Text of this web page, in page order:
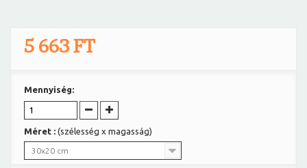
5 663 FT
Mennyiség:
Méret : (szélesség x magasság)
30x20 cm